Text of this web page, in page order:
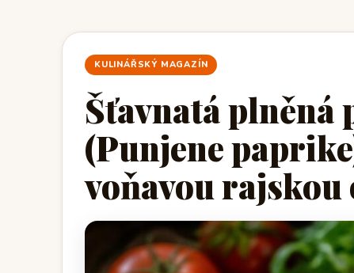
KULINÁŘSKÝ MAGAZÍN
Šťavnatá
(Punjene
voňavou rajskou